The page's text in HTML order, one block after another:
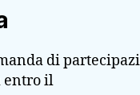
di
entro il